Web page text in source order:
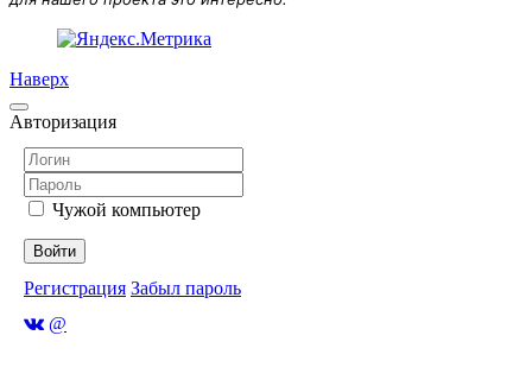
Наверх
Авторизация
Чужой компьютер
Войти
Регистрация Забыл пароль
@